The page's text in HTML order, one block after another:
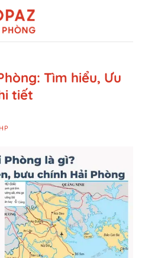
Tìm hiểu, Ưu
tiết